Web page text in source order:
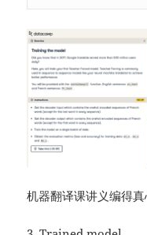
机器翻译课讲义编得